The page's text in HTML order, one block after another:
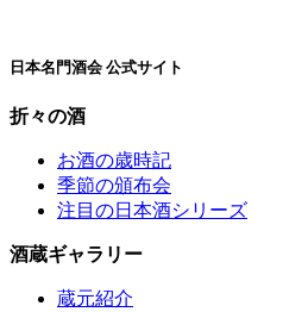
日本名門酒会 公式サイト
折々の酒
お酒の歳時記
季節の頒布会
注目の日本酒シリーズ
酒蔵ギャラリー
蔵元紹介